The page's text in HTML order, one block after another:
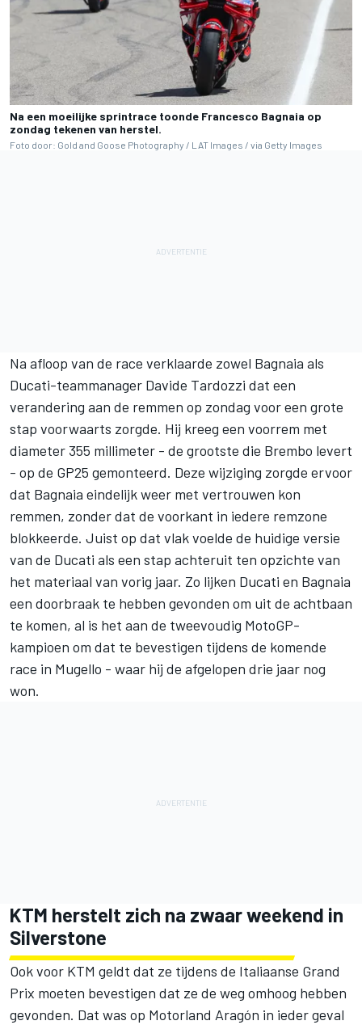
Na een moeilijke sprintrace toonde Francesco Bagnaia op
zondag tekenen van herstel.
Foto door: Gold and Goose Photography / LAT Images / via Getty Images
Na afloop van de race verklaarde zowel Bagnaia als
Ducati-teammanager Davide Tardozzi dat een
verandering aan de remmen op zondag voor een grote
stap voorwaarts zorgde. Hij kreeg een voorrem met
diameter 355 millimeter - de grootste die Brembo levert
- op de GP25 gemonteerd. Deze wijziging zorgde ervoor
dat Bagnaia eindelijk weer met vertrouwen kon
remmen, zonder dat de voorkant in iedere remzone
blokkeerde. Juist op dat vlak voelde de huidige versie
van de Ducati als een stap achteruit ten opzichte van
het materiaal van vorig jaar. Zo lijken Ducati en Bagnaia
een doorbraak te hebben gevonden om uit de achtbaan
te komen, al is het aan de tweevoudig MotoGP-
kampioen om dat te bevestigen tijdens de komende
race in Mugello - waar hij de afgelopen drie jaar nog
won.
KTM herstelt zich na zwaar weekend in
Silverstone
Ook voor KTM geldt dat ze tijdens de Italiaanse Grand
Prix moeten bevestigen dat ze de weg omhoog hebben
gevonden. Dat was op Motorland Aragón in ieder geval